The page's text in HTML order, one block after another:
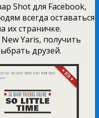
Shot для Facebook,
всегда оставаться
их страничке.
Yaris, получить
друзей.